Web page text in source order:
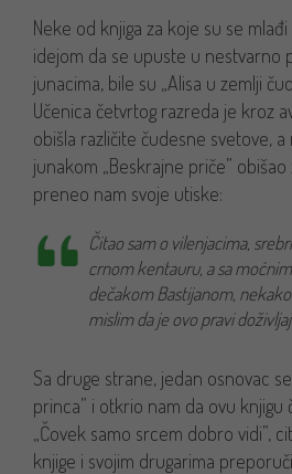
Neke od knjiga za koje su se
idejom da se upuste u nestvarno
junacima, bile su „Alisa u zemlji
Učenica četvrtog razreda je kroz
obišla različite čudesne svetove,
junakom „Beskrajne priče” obišao
preneo nam svoje utiske:
Čitao sam o vilenjacima,
crnom kentauru, a sa
dečakom Bastijanom,
mislim da je ovo pravi
Sa druge strane, jedan osnovac
princa” i otkrio nam da ovu knjigu
„Čovek samo srcem dobro vidi”,
knjige i svojim drugarima